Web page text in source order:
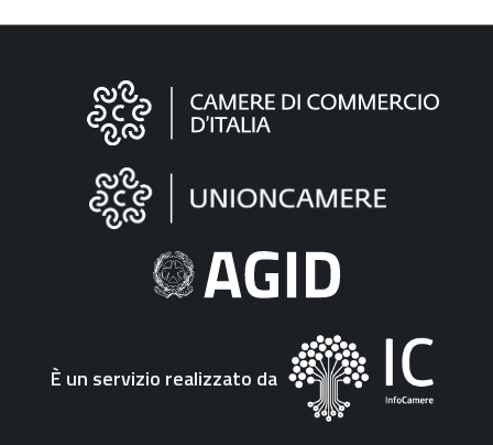
Informazioni
"Fattura
Elettronica"
È un servizio realizzato da